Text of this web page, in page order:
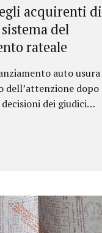
acquirenti di
del
rateale
auto usura
dell’attenzione dopo
dei giudici
collegati al